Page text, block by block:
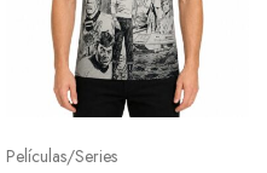
Películas/Series